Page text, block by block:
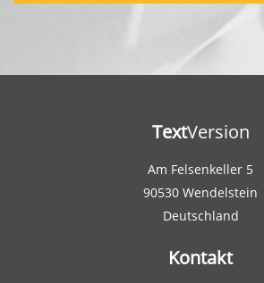
TextVersion
Am Felsenkeller 5
90530 Wendelstein
Deutschland
Kontakt